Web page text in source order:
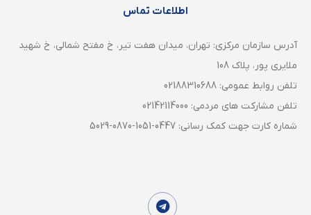
اطلاعات تماس
آدرس سازمان مرکزی: تهران، ميدان هفت تير، خ مفتح شمالی، خ شهيد
ملايری پور، پلاک 108
تلفن روابط عمومی: 02188310688
تلفن مشارکت های مردمی: 02142114000
شماره کارت جهت کمک رسانی: 0447-1051-0870-5029